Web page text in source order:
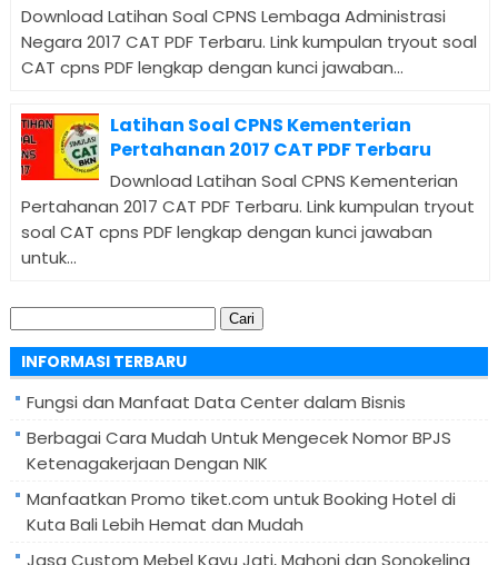
Download Latihan Soal CPNS Lembaga Administrasi
Negara 2017 CAT PDF Terbaru. Link kumpulan tryout soal
CAT cpns PDF lengkap dengan kunci jawaban...
Latihan Soal CPNS Kementerian
Pertahanan 2017 CAT PDF Terbaru
Download Latihan Soal CPNS Kementerian
Pertahanan 2017 CAT PDF Terbaru. Link kumpulan tryout
soal CAT cpns PDF lengkap dengan kunci jawaban
untuk...
untuk:
INFORMASI TERBARU
Fungsi dan Manfaat Data Center dalam Bisnis
Berbagai Cara Mudah Untuk Mengecek Nomor BPJS
Ketenagakerjaan Dengan NIK
Manfaatkan Promo tiket.com untuk Booking Hotel di
Kuta Bali Lebih Hemat dan Mudah
Jasa Custom Mebel Kayu Jati, Mahoni dan Sonokeling